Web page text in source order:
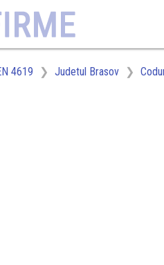
4619 Judetul Brasov